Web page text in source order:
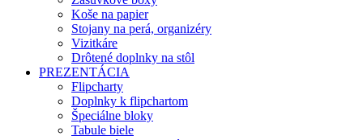
Koše na papier
Stojany na perá, organizéry
Vizitkáre
Drôtené doplnky na stôl
PREZENTÁCIA
Flipcharty
Doplnky k flipchartom
Špeciálne bloky
Tabule biele